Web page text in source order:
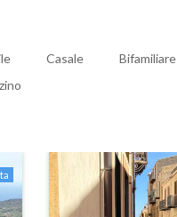
Casale Bifamiliare